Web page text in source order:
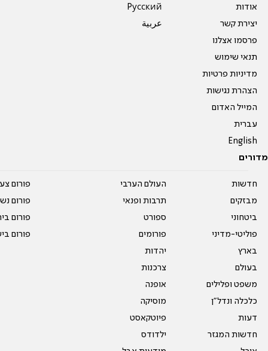
אודות
יצירת קשר
פרסמו אצלנו
תנאי שימוש
מדיניות פרטיות
הצהרת נגישות
המייל האדום
עברית
English
Pусский
عربية
מדורים
חדשות
מבזקים
ביטחוני
פוליטי-מדיני
בארץ
בעולם
משפט ופלילים
כלכלה ונדל"ן
דעות
חדשות המגזר
העולם הערבי
תרבות ופנאי
ספורט
פורומים
יהדות
צרכנות
אופנה
מוסיקה
פיוטקאסט
ילדודס
פורום
פורום
פורום
פורום